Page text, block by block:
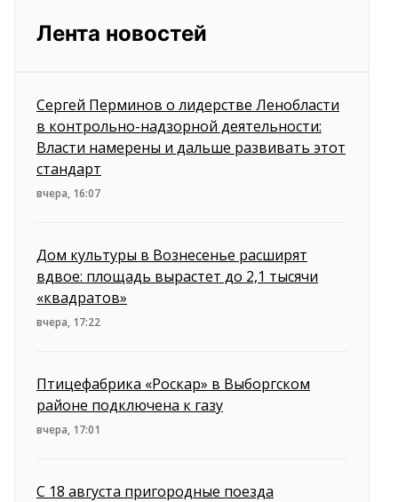
Лента новостей
Сергей Перминов о лидерстве Ленобласти
в контрольно-надзорной деятельности:
Власти намерены и дальше развивать этот
стандарт
вчера, 16:07
Дом культуры в Вознесенье расширят
вдвое: площадь вырастет до 2,1 тысячи
«квадратов»
вчера, 17:22
Птицефабрика «Роскар» в Выборгском
районе подключена к газу
вчера, 17:01
С 18 августа пригородные поезда